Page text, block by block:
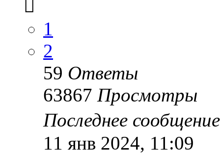
1
2
59 Ответы
63867 Просмотры
Последнее
11 янв 2024, 11:09